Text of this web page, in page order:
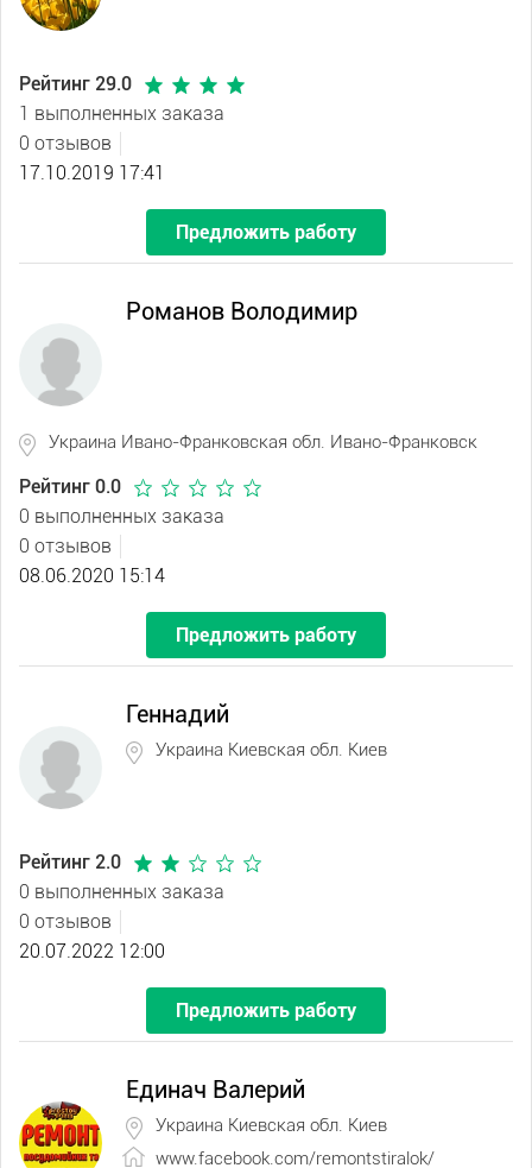
Рейтинг 29.0
1 выполненных заказа
0 отзывов
17.10.2019 17:41
Предложить работу
Романов Володимир
Украина Ивано-Франковская обл. Ивано-Франковск
Рейтинг 0.0
0 выполненных заказа
0 отзывов
08.06.2020 15:14
Предложить работу
Геннадий
Украина Киевская обл. Киев
Рейтинг 2.0
0 выполненных заказа
0 отзывов
20.07.2022 12:00
Предложить работу
Единач Валерий
Украина Киевская обл. Киев
www.facebook.com/remontstiralok/